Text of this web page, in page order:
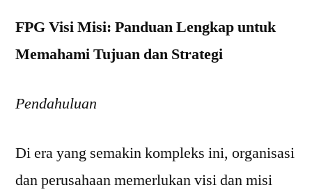
FPG Visi Misi: Panduan Lengkap untuk
Memahami Tujuan dan Strategi
Pendahuluan
Di era yang semakin kompleks ini, organisasi
dan perusahaan memerlukan visi dan misi